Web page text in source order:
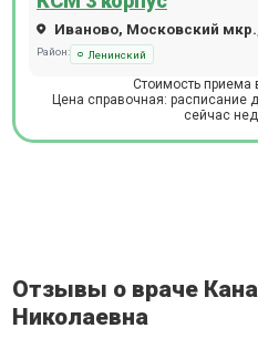
Иваново, Московский
Район: Ленинский
Стоимость приема
Цена справочная: расписание
сейчас
Отзывы о враче
Николаевна